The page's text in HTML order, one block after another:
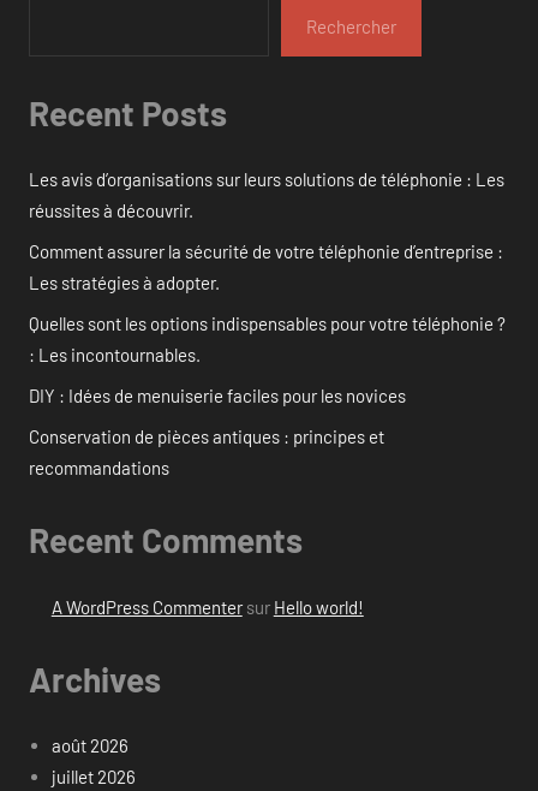
Rechercher
Recent Posts
Les avis d’organisations sur leurs solutions de téléphonie : Les
réussites à découvrir.
Comment assurer la sécurité de votre téléphonie d’entreprise :
Les stratégies à adopter.
Quelles sont les options indispensables pour votre téléphonie ?
: Les incontournables.
DIY : Idées de menuiserie faciles pour les novices
Conservation de pièces antiques : principes et
recommandations
Recent Comments
A WordPress Commentersur Hello world!
Archives
août 2026
juillet 2026